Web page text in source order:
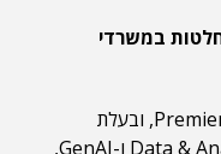
במשרדי
, עם הסמכת Premier, ובעלת
התמחויות בנושא למידת מכונה, Data & Analytics ו-GenAI,